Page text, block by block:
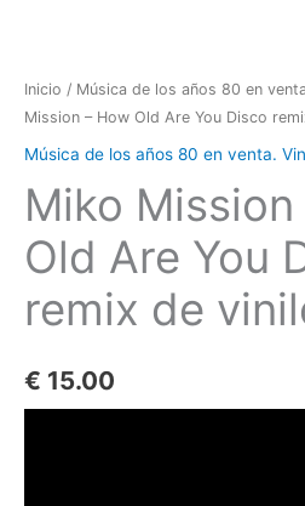
Inicio / Música de los años 80 en
Mission ‎– How Old Are You Disco
Música de los años 80 en venta.
Miko Mission
Old Are You
remix de
€ 15.00
Disco
remix
de
cantidad